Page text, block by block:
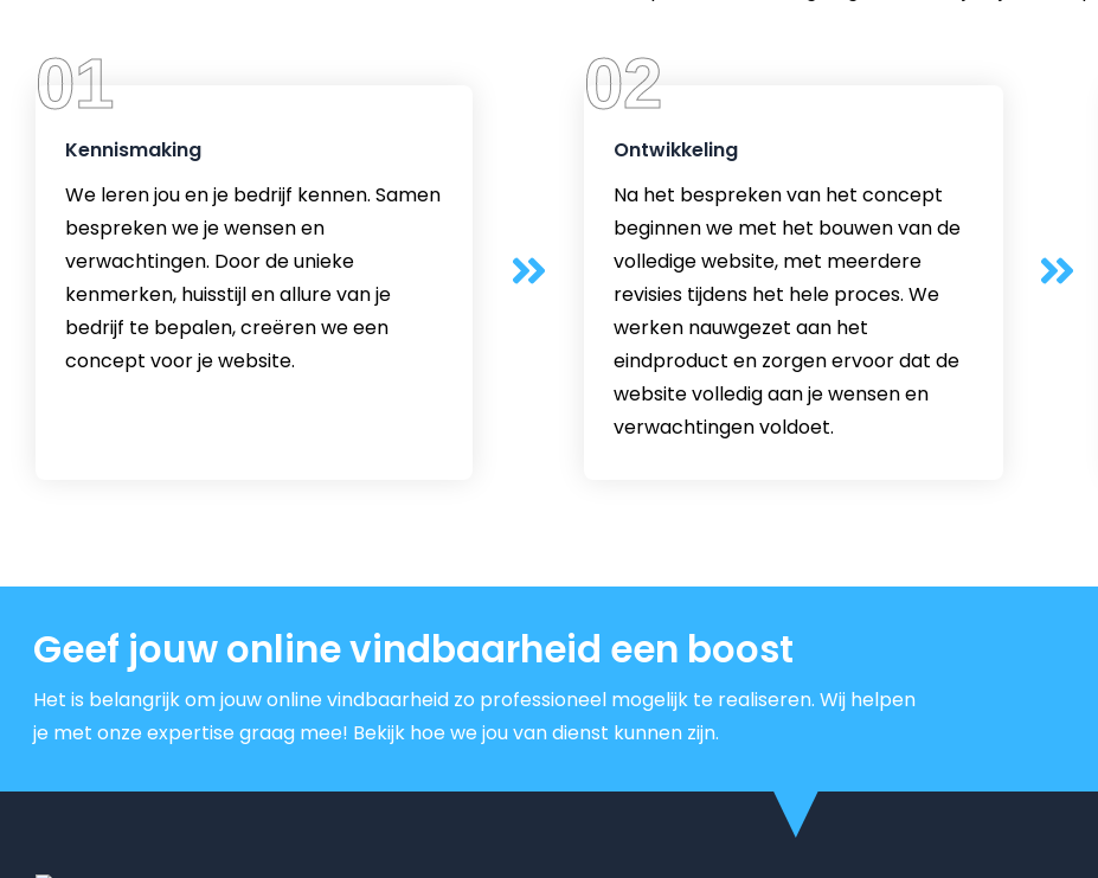
01
Kennismaking
We leren jou en je bedrijf kennen. Samen
bespreken we je wensen en
verwachtingen. Door de unieke
kenmerken, huisstijl en allure van je
bedrijf te bepalen, creëren we een
concept voor je website.
02
Ontwikkeling
Na het bespreken van het concept
beginnen we met het bouwen van de
volledige website, met meerdere
revisies tijdens het hele proces. We
werken nauwgezet aan het
eindproduct en zorgen ervoor dat de
website volledig aan je wensen en
verwachtingen voldoet.
Geef jouw online vindbaarheid een boost
Het is belangrijk om jouw online vindbaarheid zo professioneel mogelijk te realiseren. Wij helpen
je met onze expertise graag mee! Bekijk hoe we jou van dienst kunnen zijn.